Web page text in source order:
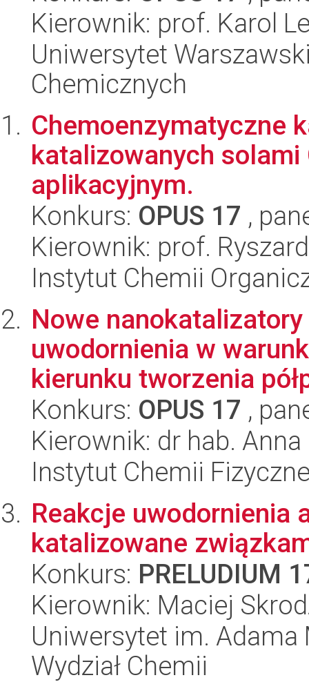
Kierownik: prof. Karol
Uniwersytet
Chemicznych
Chemoenzymatyczne
katalizowanych
aplikacyjnym.
Konkurs: OPUS 17 ,
Kierownik: prof.
Instytut Chemii
Nowe
uwodornienia w
kierunku tworzenia
Konkurs: OPUS 17 ,
Kierownik: dr hab.
Instytut Chemii
Reakcje uwodornienia
katalizowane
Konkurs: PRELUDIUM
Kierownik: Maciej
Uniwersytet im.
Wydział Chemii